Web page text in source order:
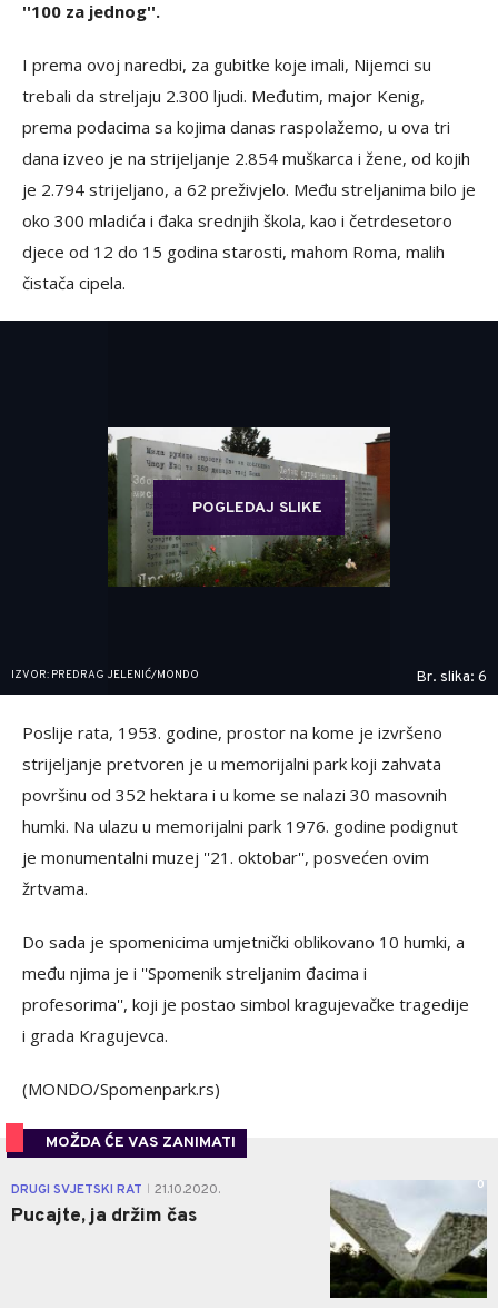
''100 za jednog''.
I prema ovoj naredbi, za gubitke koje imali, Nijemci su
trebali da streljaju 2.300 ljudi. Međutim, major Kenig,
prema podacima sa kojima danas raspolažemo, u ova tri
dana izveo je na strijeljanje 2.854 muškarca i žene, od kojih
je 2.794 strijeljano, a 62 preživjelo. Među streljanima bilo je
oko 300 mladića i đaka srednjih škola, kao i četrdesetoro
djece od 12 do 15 godina starosti, mahom Roma, malih
čistača cipela.
POGLEDAJ SLIKE
IZVOR: PREDRAG JELENIĆ/MONDO Br. slika: 6
Poslije rata, 1953. godine, prostor na kome je izvršeno
strijeljanje pretvoren je u memorijalni park koji zahvata
površinu od 352 hektara i u kome se nalazi 30 masovnih
humki. Na ulazu u memorijalni park 1976. godine podignut
je monumentalni muzej ''21. oktobar'', posvećen ovim
žrtvama.
Do sada je spomenicima umjetnički oblikovano 10 humki, a
među njima je i ''Spomenik streljanim đacima i
profesorima'', koji je postao simbol kragujevačke tragedije
i grada Kragujevca.
(MONDO/Spomenpark.rs)
MOŽDA ĆE VAS ZANIMATI
DRUGI SVJETSKI RAT 21.10.2020.
Pucajte, ja držim čas
0